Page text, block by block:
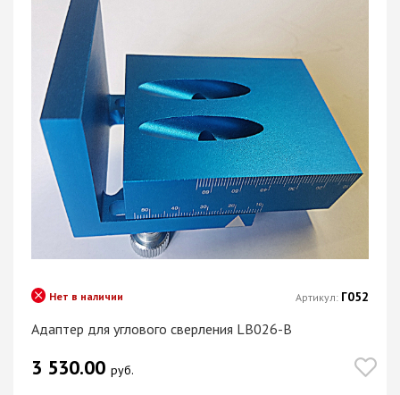
Адаптер для углового сверления LB026-B
Нет в наличии
3 530.00 руб.
Артикул: Г052